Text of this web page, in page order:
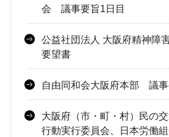
会 議事要旨1日目
公益社団法人 大阪府精神障
要望書
自由同和会大阪府本部 議事
大阪府（市・町・村）民の
行動実行委員会、日本労働